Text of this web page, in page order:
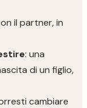
il partner, in
: una
di un figlio,
cambiare